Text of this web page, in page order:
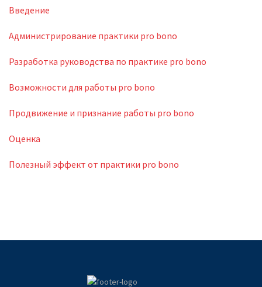
Введение
Администрирование практики pro bono
Разработка руководства по практике pro bono
Возможности для работы pro bono
Продвижение и признание работы pro bono
Оценка
Полезный эффект от практики pro bono